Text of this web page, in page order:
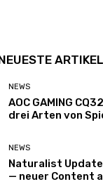
ARTIKEL
NEWS
AOC GAMING
drei Arten von
NEWS
Naturalist
— neuer Content